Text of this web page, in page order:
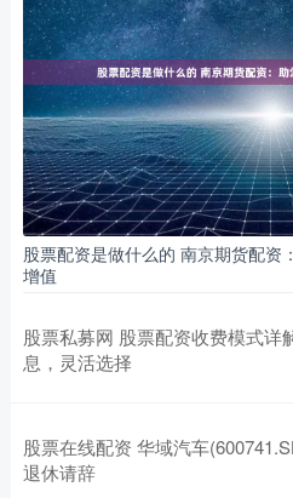
股票配资是做什么的 南京期货配资
增值
股票私募网 股票配资收费模式详
息，灵活选择
股票在线配资 华域汽车
退休请辞